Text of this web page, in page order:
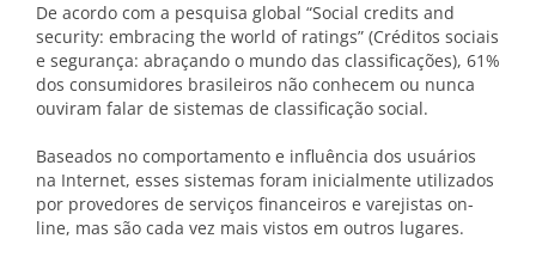
De acordo com a pesquisa global “Social credits and
security: embracing the world of ratings” (Créditos sociais
e segurança: abraçando o mundo das classificações), 61%
dos consumidores brasileiros não conhecem ou nunca
ouviram falar de sistemas de classificação social.
Baseados no comportamento e influência dos usuários
na Internet, esses sistemas foram inicialmente utilizados
por provedores de serviços financeiros e varejistas on-
line, mas são cada vez mais vistos em outros lugares.